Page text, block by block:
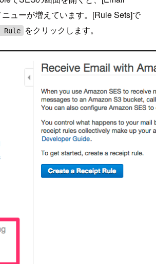
ューが増えています。[Rule Sets]で
Rule をクリックします。